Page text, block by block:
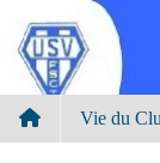
Vie du
Panneau de gestion